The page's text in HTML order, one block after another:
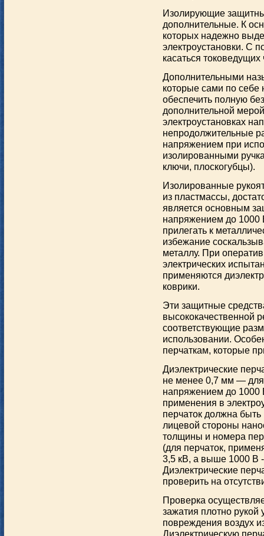
Изолирующие
дополнительные. К
которых надежно
электроустановки. С
касаться
Дополнительными
которые сами по себе
обеспечить полную
дополнительной
электроустановках
непродолжительные
напряжением при
изолированными
ключи, плоскогубцы).
Изолированные
из пластмассы,
является основным
напряжением до 1000
прилегать к
избежание
металлу. При
электрических
применяются
коврики.
Эти защитные
высококачественной
соответствующие
использовании.
перчаткам, которые
Диэлектрические
не менее 0,7 мм — для
напряжением до
применения в
перчаток должна
лицевой стороны
толщины и номера
(для перчаток,
3,5 кВ, а выше 1000 В
Диэлектрические
проверить на
Проверка
зажатия плотно рукой
повреждения воздух
Диэлектрическую